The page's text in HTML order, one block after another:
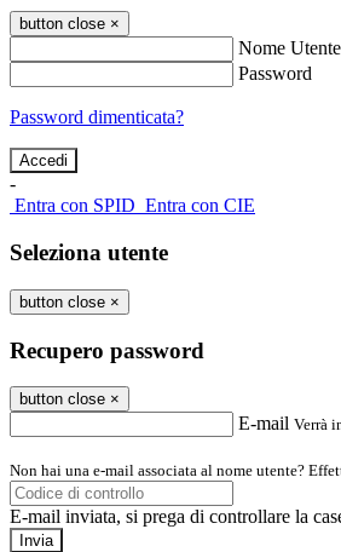
button close ×
Nome Utente
Password
Password dimenticata?
-
Entra con SPID Entra con CIE
Seleziona utente
button close ×
Recupero password
button close ×
E-mail Verrà
Non hai una e-mail associata al nome utente?
E-mail inviata, si prega di controllare la